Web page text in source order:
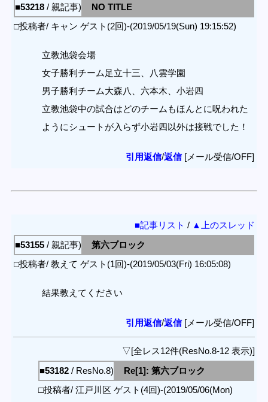
■53218 / 親記事)
NO TITLE
□投稿者/ キャン ゲスト(2回)-(2019/05/19(Sun) 19:15:52)
立教池袋会場
女子勝利チーム足立十三、八雲学園
男子勝利チーム大森八、六本木、小岩四
立教池袋中の試合はどのチームもほんとに呪われた
ようにシュートが入らず小岩四以外は接戦でした！
引用返信/返信[メール受信/OFF]
■記事リスト / ▲上のスレッド
■53155 / 親記事)
第六ブロック
□投稿者/ 教えて ゲスト(1回)-(2019/05/03(Fri) 16:05:08)
結果教えてください
引用返信/返信[メール受信/OFF]
▽[全レス12件(ResNo.8-12 表示)]
■53182 / ResNo.8)
Re[1]: 第六ブロック
□投稿者/ 江戸川区 ゲスト(4回)-(2019/05/06(Mon)